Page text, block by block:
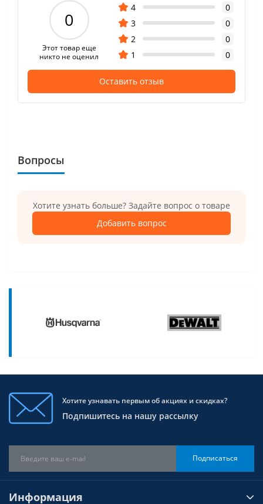
0
Этот товар еще
никто не оценил
4
0
3
0
2
0
1
0
Оставить отзыв
Вопросы
Хотите узнать больше? Задайте вопрос о товаре
Добавить вопрос
Хотите узнавать первым об акциях и скидках?
Подпишитесь на нашу рассылку
Подписаться
Информация